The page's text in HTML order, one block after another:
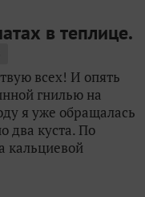
в теплице.
всех! И опять
гнилью на
я уже обращалась
два куста. По
кальциевой